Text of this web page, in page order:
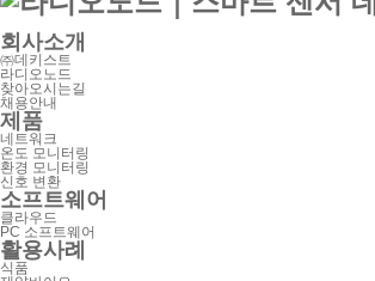
회사소개
㈜데키스트
라디오노드
찾아오시는길
채용안내
제품
네트워크
온도 모니터링
환경 모니터링
신호 변환
소프트웨어
클라우드
PC 소프트웨어
활용사례
식품